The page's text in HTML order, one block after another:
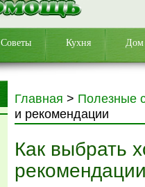
Советы Кухня Дом
Главная > Полезные
и рекомендации
Как выбрать